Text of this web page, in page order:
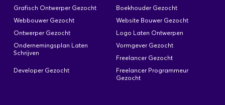
Grafisch Ontwerper Gezocht
Boekhouder Gezocht
Webbouwer Gezocht
Website Bouwer Gezocht
Ontwerper Gezocht
Logo Laten Ontwerpen
Ondernemingsplan Laten
Schrijven
Vormgever Gezocht
Freelancer Gezocht
Developer Gezocht
Freelancer Programmeur
Gezocht